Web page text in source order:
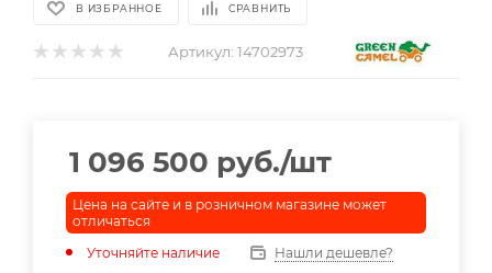
В ИЗБРАННОЕ СРАВНИТЬ
Артикул: 14702973
1 096 500 руб./шт
Цена на сайте и в розничном магазине может
отличаться
Уточняйте наличие
Нашли дешевле?